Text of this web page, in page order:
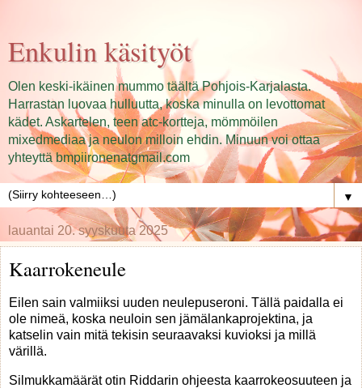
Enkulin käsityöt
Olen keski-ikäinen mummo täältä Pohjois-Karjalasta.
Harrastan luovaa hulluutta, koska minulla on levottomat
kädet. Askartelen, teen atc-kortteja, mömmöilen
mixedmediaa ja neulon milloin ehdin. Minuun voi ottaa
yhteyttä bmpiironenatgmail.com
▼
lauantai 20. syyskuuta 2025
Kaarrokeneule
Eilen sain valmiiksi uuden neulepuseroni. Tällä paidalla ei
ole nimeä, koska neuloin sen jämälankaprojektina, ja
katselin vain mitä tekisin seuraavaksi kuvioksi ja millä
värillä.
Silmukkamäärät otin Riddarin ohjeesta kaarrokeosuuteen ja